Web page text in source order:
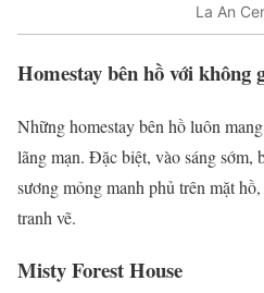
La An
Homestay bên hồ với không
Những homestay bên hồ luôn
lãng mạn. Đặc biệt, vào sáng sớm,
sương mỏng manh phủ trên mặt
tranh vẽ.
Misty Forest House